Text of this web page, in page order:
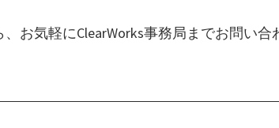
お気軽にClearWorks事務局までお問い合